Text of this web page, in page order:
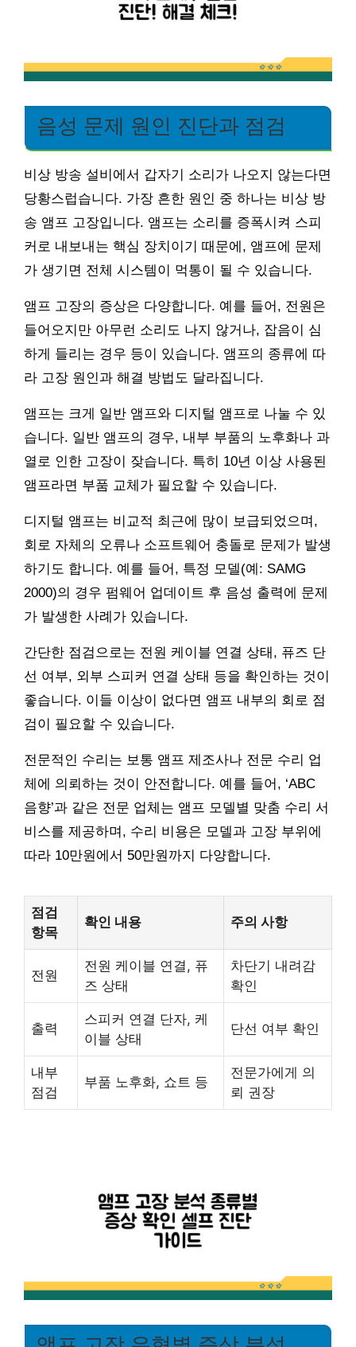
음성 문제 원인 진단과 점검
비상 방송 설비에서 갑자기 소리가 나오지 않는다면
당황스럽습니다. 가장 흔한 원인 중 하나는 비상 방
송 앰프 고장입니다. 앰프는 소리를 증폭시켜 스피
커로 내보내는 핵심 장치이기 때문에, 앰프에 문제
가 생기면 전체 시스템이 먹통이 될 수 있습니다.
앰프 고장의 증상은 다양합니다. 예를 들어, 전원은
들어오지만 아무런 소리도 나지 않거나, 잡음이 심
하게 들리는 경우 등이 있습니다. 앰프의 종류에 따
라 고장 원인과 해결 방법도 달라집니다.
앰프는 크게 일반 앰프와 디지털 앰프로 나눌 수 있
습니다. 일반 앰프의 경우, 내부 부품의 노후화나 과
열로 인한 고장이 잦습니다. 특히 10년 이상 사용된
앰프라면 부품 교체가 필요할 수 있습니다.
디지털 앰프는 비교적 최근에 많이 보급되었으며,
회로 자체의 오류나 소프트웨어 충돌로 문제가 발생
하기도 합니다. 예를 들어, 특정 모델(예: SAMG
2000)의 경우 펌웨어 업데이트 후 음성 출력에 문제
가 발생한 사례가 있습니다.
간단한 점검으로는 전원 케이블 연결 상태, 퓨즈 단
선 여부, 외부 스피커 연결 상태 등을 확인하는 것이
좋습니다. 이들 이상이 없다면 앰프 내부의 회로 점
검이 필요할 수 있습니다.
전문적인 수리는 보통 앰프 제조사나 전문 수리 업
체에 의뢰하는 것이 안전합니다. 예를 들어, ‘ABC
음향’과 같은 전문 업체는 앰프 모델별 맞춤 수리 서
비스를 제공하며, 수리 비용은 모델과 고장 부위에
따라 10만원에서 50만원까지 다양합니다.
점검
항목
확인 내용 주의 사항
전원
전원 케이블 연결, 퓨
즈 상태
차단기 내려감
확인
출력
스피커 연결 단자, 케
이블 상태
단선 여부 확인
내부
점검
부품 노후화, 쇼트 등
전문가에게 의
뢰 권장